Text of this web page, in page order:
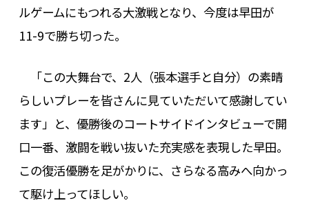
ルゲームにもつれる大激戦となり、今度は早田が
11-9で勝ち切った。
「この大舞台で、2人（張本選手と自分）の素晴
らしいプレーを皆さんに見ていただいて感謝してい
ます」と、優勝後のコートサイドインタビューで開
口一番、激闘を戦い抜いた充実感を表現した早田。
この復活優勝を足がかりに、さらなる高みへ向かっ
て駆け上ってほしい。